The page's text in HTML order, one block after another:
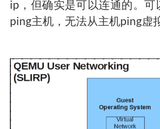
ip，但确实是可以连通的。可
ping主机，无法从主机ping虚